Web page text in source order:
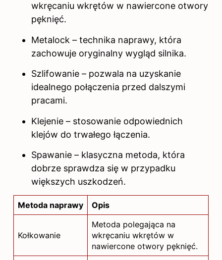
wkręcaniu wkrętów w nawiercone otwory
pęknięć.
Metalock – technika naprawy, która
zachowuje oryginalny wygląd silnika.
Szlifowanie – pozwala na uzyskanie
idealnego połączenia przed dalszymi
pracami.
Klejenie – stosowanie odpowiednich
klejów do trwałego łączenia.
Spawanie – klasyczna metoda, która
dobrze sprawdza się w przypadku
większych uszkodzeń.
Metoda naprawy Opis
Kołkowanie
Metoda polegająca na
wkręcaniu wkrętów w
nawiercone otwory pęknięć.